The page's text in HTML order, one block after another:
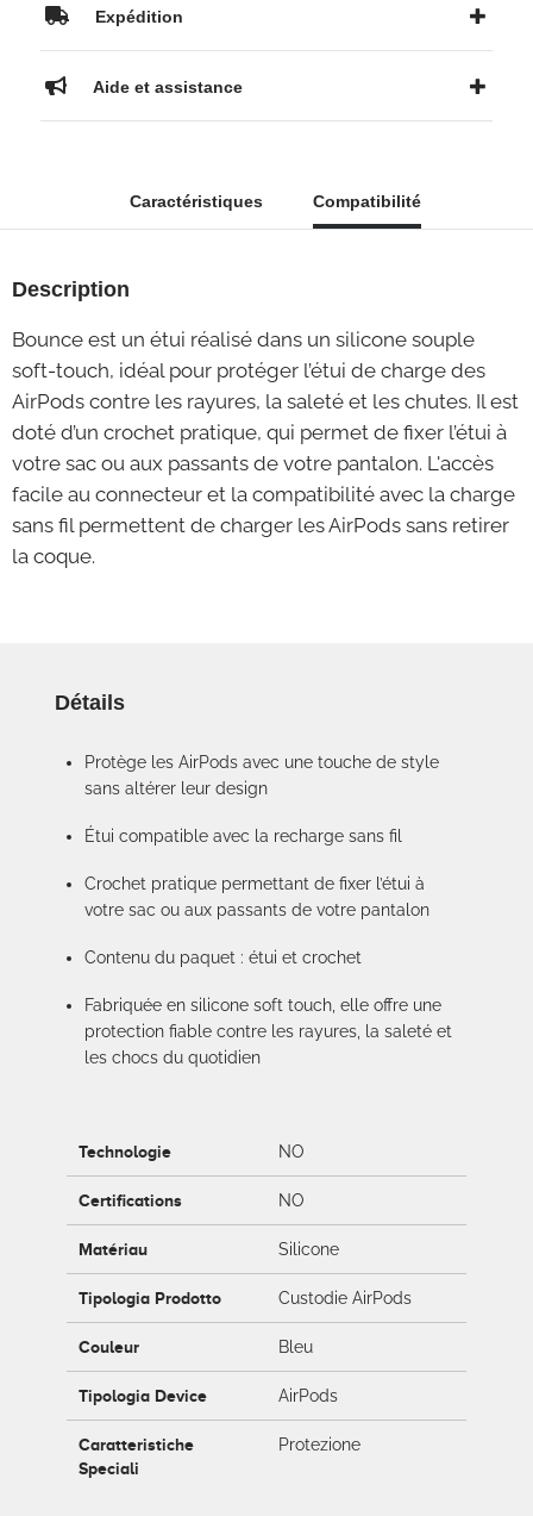
Expédition
Aide et assistance
Caractéristiques Compatibilité
Description
Bounce est un étui réalisé dans un silicone souple
soft-touch, idéal pour protéger l’étui de charge des
AirPods contre les rayures, la saleté et les chutes. Il est
doté d’un crochet pratique, qui permet de fixer l’étui à
votre sac ou aux passants de votre pantalon. L'accès
facile au connecteur et la compatibilité avec la charge
sans fil permettent de charger les AirPods sans retirer
la coque.
Détails
Protège les AirPods avec une touche de style
sans altérer leur design
Étui compatible avec la recharge sans fil
Crochet pratique permettant de fixer l’étui à
votre sac ou aux passants de votre pantalon
Contenu du paquet : étui et crochet
Fabriquée en silicone soft touch, elle offre une
protection fiable contre les rayures, la saleté et
les chocs du quotidien
Technologie NO
Certifications NO
Matériau Silicone
Tipologia Prodotto Custodie AirPods
Couleur Bleu
Tipologia Device AirPods
Caratteristiche
Speciali
Protezione